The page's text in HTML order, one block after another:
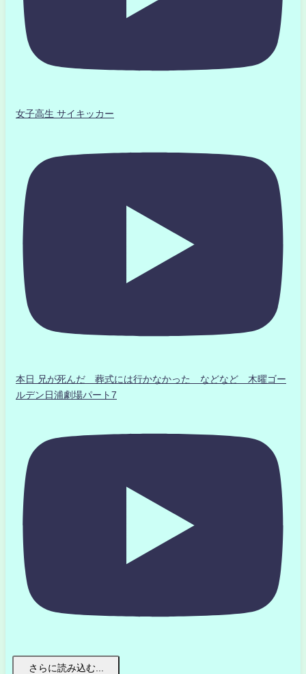
女子高生 サイキッカー
本日 兄が死んだ 葬式には行かなかった などなど 木曜ゴー
ルデン日浦劇場パート7
さらに読み込む...